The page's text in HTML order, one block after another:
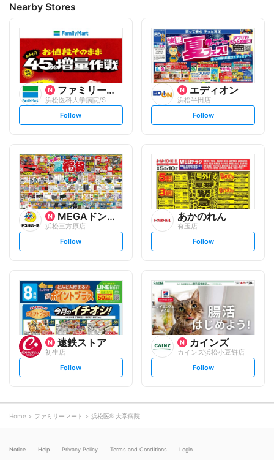
Nearby Stores
ファミリーマート
浜松医科大学病院/S
s
l
o
w
Follow
エディオン
浜松半田店
s
o
w
Follow
MEGAドン・キホーテ
浜松三方原店
s
l
o
w
Follow
あかのれん
有玉店
s
l
o
w
Follow
遠鉄ストア
初生店
s
l
o
Follow
カインズ
カインズ浜松小豆餅店
s
l
Follow
Home ファミリーマート 浜松医科大学病院
Notice Help Privacy Policy Terms and Conditions Login